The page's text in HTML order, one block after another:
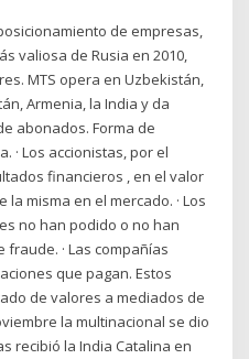
de empresas,
valiosa de Rusia en 2010,
MTS opera en Uzbekistán,
Armenia, la India y da
abonados. Forma de
· Los accionistas, por el
financieros , en el valor
misma en el mercado. · Los
no han podido o no han
· Las compañías
que pagan. Estos
de valores a mediados de
la multinacional se dio
recibió la India Catalina en